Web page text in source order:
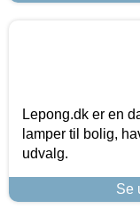
Lepong.dk er en
lamper til bolig,
udvalg.
Se